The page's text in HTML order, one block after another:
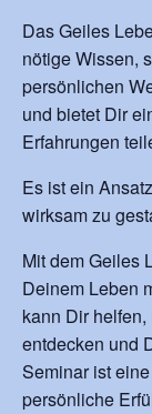
Das Geiles
nötige Wissen,
persönlichen
und bietet Dir
Erfahrungen
Es ist ein
wirksam zu
Mit dem Geiles
Deinem Leben
kann Dir
entdecken und
Seminar ist
persönliche